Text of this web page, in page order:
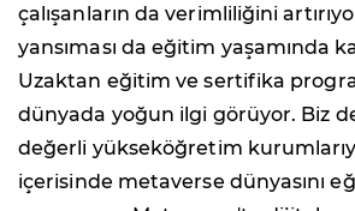
çalışanların da verimliliğini
yansıması da eğitim yaşamında
Uzaktan eğitim ve sertifika
dünyada yoğun ilgi görüyor. Biz
değerli yükseköğretim
içerisinde metaverse dünyasını